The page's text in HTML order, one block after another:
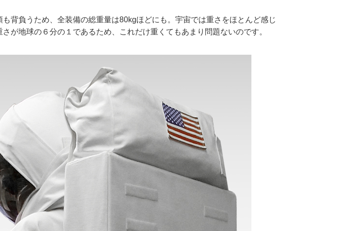
も背負うため、全装備の総重量は80kgほどにも。宇宙では重さをほとんど感じ
が地球の６分の１であるため、これだけ重くてもあまり問題ないのです。